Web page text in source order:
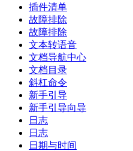
插件清单
故障排除
故障排除
文本转语音
文档导航中心
文档目录
斜杠命令
新手引导
新手引导向导
日志
日志
日期与时间